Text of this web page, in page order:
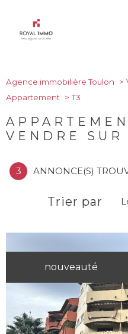
Agence immobilière Toulon
Appartement
T3
VENDRE SUR
3 ANNONCE(S)
Trier par
nouveauté